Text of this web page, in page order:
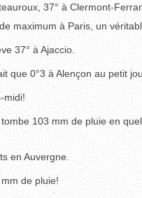
37° à Clermont-
maximum à Paris, un
37° à Ajaccio.
que 0°3 à Alençon au petit
midi!
103 mm de pluie en
en Auvergne.
de pluie!